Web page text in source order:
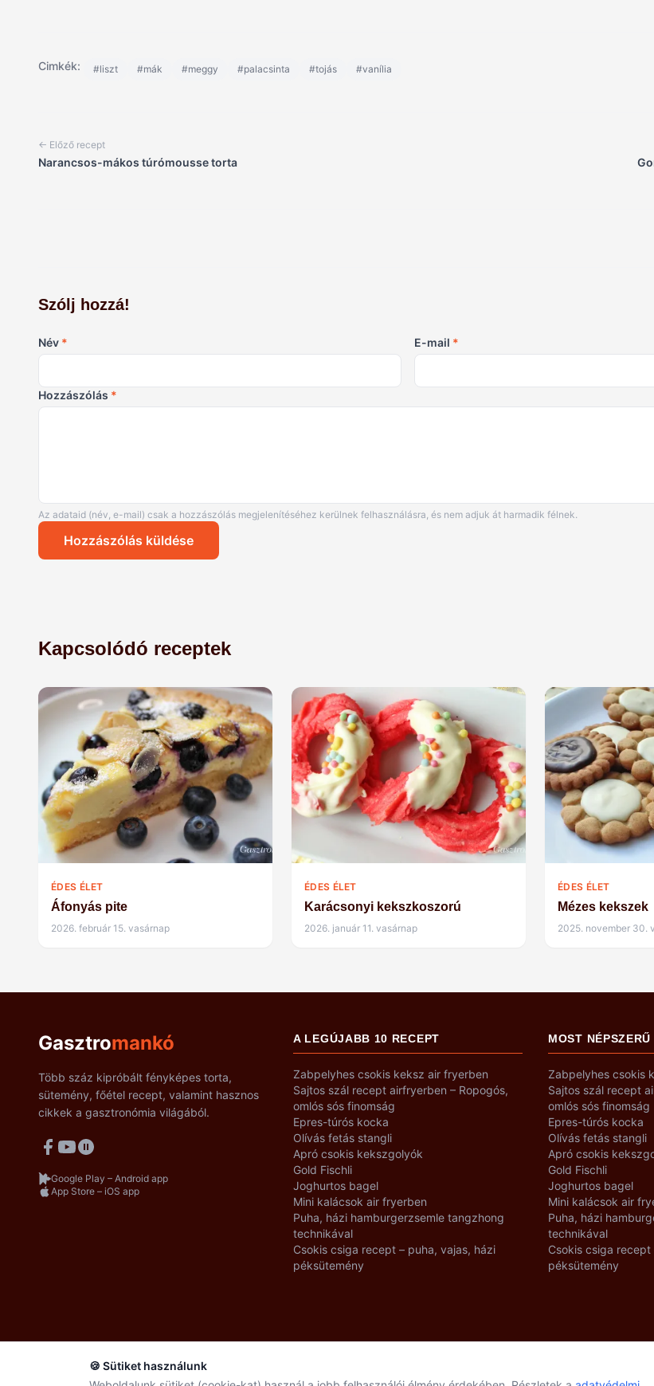
🍪 Sütiket használunk
Cimkék: #liszt #mák #meggy #palacsinta #tojás #vanília
← Előző recept
Narancsos-mákos túrómousse torta
Szólj hozzá!
Név * E-mail *
Hozzászólás *
Az adataid (név, e-mail) csak a hozzászólás megjelenítéséhez kerülnek felhasználásra, és nem adjuk át harmadik félnek.
Hozzászólás küldése
Kapcsolódó receptek
ÉDES ÉLET
Áfonyás pite
2026. február 15. vasárnap
ÉDES ÉLET
Karácsonyi kekszkoszorú
2026. január 11. vasárnap
ÉDES ÉLET
Mézes kekszek
2025. november 30.
Gasztromankó
Több száz kipróbált fényképes torta,
sütemény, főétel recept, valamint hasznos
cikkek a gasztronómia világából.
Google Play – Android app
App Store – iOS app
A LEGÚJABB 10 RECEPT
Zabpelyhes csokis keksz air fryerben
Sajtos szál recept airfryerben – Ropogós,
omlós sós finomság
Epres-túrós kocka
Olívás fetás stangli
Apró csokis kekszgolyók
Gold Fischli
Joghurtos bagel
Mini kalácsok air fryerben
Puha, házi hamburgerzsemle tangzhong
technikával
Csokis csiga recept – puha, vajas, házi
péksütemény
MOST NÉPSZERŰ
Zabpelyhes csokis
Sajtos szál recept
omlós sós finomság
Epres-túrós kocka
Olívás fetás stangli
Apró csokis
Gold Fischli
Joghurtos bagel
Mini kalácsok air
Puha, házi
technikával
Csokis csiga
péksütemény